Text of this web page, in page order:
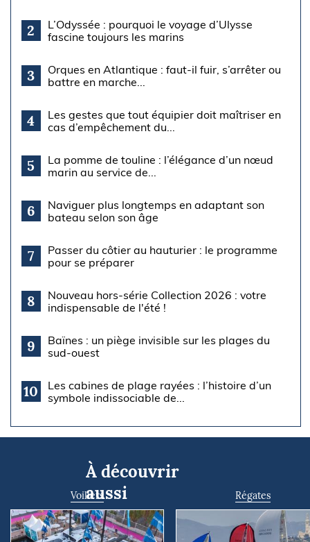
2
L’Odyssée : pourquoi le voyage d’Ulysse
fascine toujours les marins
3
Orques en Atlantique : faut-il fuir, s’arrêter ou
battre en marche...
4
Les gestes que tout équipier doit maîtriser en
cas d’empêchement du...
5
La pomme de touline : l’élégance d’un nœud
marin au service de...
6
Naviguer plus longtemps en adaptant son
bateau selon son âge
7
Passer du côtier au hauturier : le programme
pour se préparer
8
Nouveau hors-série Collection 2026 : votre
indispensable de l'été !
9
Baïnes : un piège invisible sur les plages du
sud-ouest
10
Les cabines de plage rayées : l’histoire d’un
symbole indissociable de...
À découvrir
aussi
Voiliers Régates